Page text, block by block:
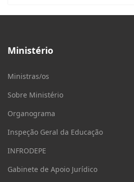
Ministério
Ministras/os
Sobre Ministério
Organograma
Inspeção Geral da Educação
INFRODEPE
Gabinete de Apoio Jurídico